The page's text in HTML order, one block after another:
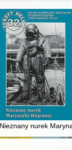
Nieznany nurek